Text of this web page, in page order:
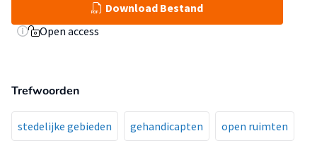
Download Bestand
Open access
Trefwoorden
stedelijke gebieden gehandicapten open ruimten